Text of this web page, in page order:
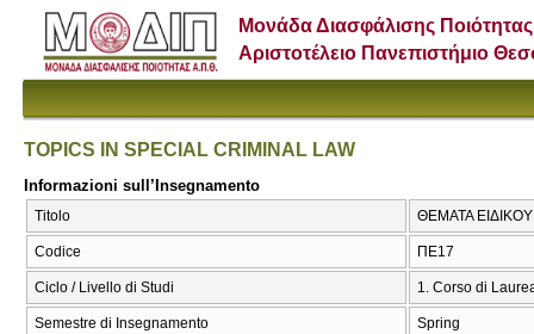
Μονάδα Διασφάλισης Ποιότητας
Αριστοτέλειο Πανεπιστήμιο
TOPICS IN SPECIAL CRIMINAL LAW
Informazioni sull’Insegnamento
Titolo ΘΕΜΑΤΑ ΕΙΔΙΚΟΥ
Codice ΠΕ17
Ciclo / Livello di Studi 1. Corso di
Semestre di Insegnamento Spring